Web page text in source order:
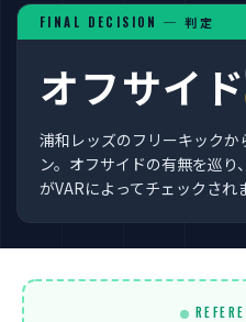
FINAL DECISION ─ 判定
オフサイド
浦和レッズのフリーキック
ン。オフサイドの有無を巡
がVARによってチェックされ